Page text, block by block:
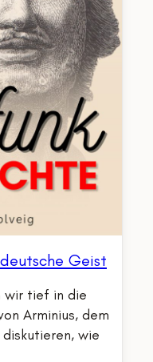
Geist
wir tief in die
Arminius, dem
wie